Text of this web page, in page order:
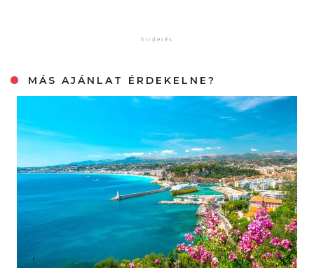
MÁS AJÁNLAT ÉRDEKELNE?